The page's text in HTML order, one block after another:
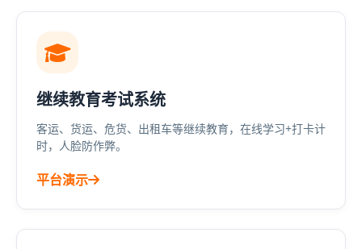
继续教育考试系统
客运、货运、危货、出租车等继续教育，在线学习+打卡计
时，人脸防作弊。
平台演示